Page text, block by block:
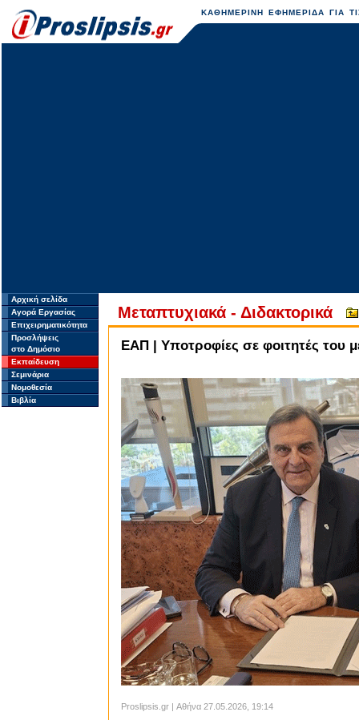
ΚΑΘΗΜΕΡΙΝΗ ΕΦΗΜΕΡΙΔΑ ΓΙΑ
Αρχική σελίδα
Αγορά Εργασίας
Επιχειρηματικότητα
Προσλήψεις
στο Δημόσιο
Εκπαίδευση
Σεμινάρια
Νομοθεσία
Βιβλία
Μεταπτυχιακά - Διδακτορικά
ΕΑΠ | Υποτροφίες σε φοιτητές του
Proslipsis.gr | Αθήνα 27.05.2026, 19:14